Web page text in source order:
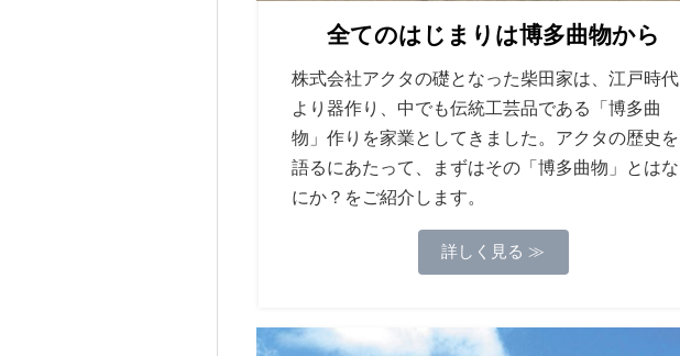
全てのはじまりは博多曲物から
株式会社アクタの礎となった柴田家は、江戸時代
より器作り、中でも伝統工芸品である「博多曲
物」作りを家業としてきました。アクタの歴史を
語るにあたって、まずはその「博多曲物」とはな
にか？をご紹介します。
詳しく見る ≫